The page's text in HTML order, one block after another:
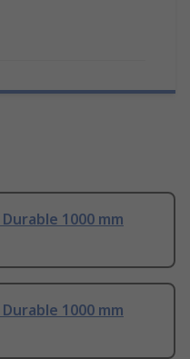
Durable 1000 mm
Durable 1000 mm